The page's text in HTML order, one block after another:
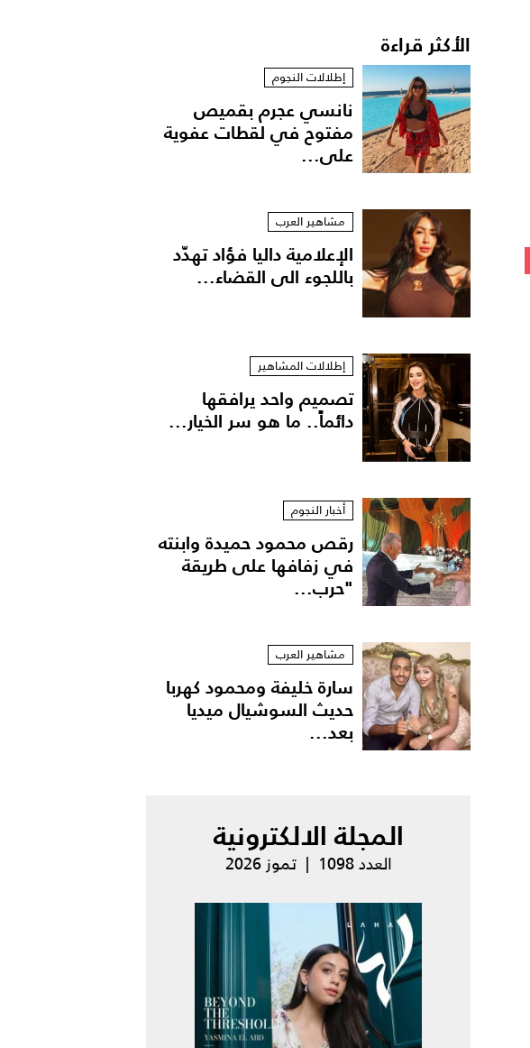
الأكثر قراءة
إطلالات النجوم
نانسي عجرم بقميص
مفتوح في لقطات عفوية
على...
مشاهير العرب
الإعلامية داليا فؤاد تهدّد
باللجوء الى القضاء...
إطلالات المشاهير
تصميم واحد يرافقها
دائماً.. ما هو سر الخيار...
أخبار النجوم
رقص محمود حميدة وابنته
في زفافها على طريقة
"حرب...
مشاهير العرب
سارة خليفة ومحمود كهربا
حديث السوشيال ميديا
بعد...
المجلة الالكترونية
العدد 1098 | تموز 2026